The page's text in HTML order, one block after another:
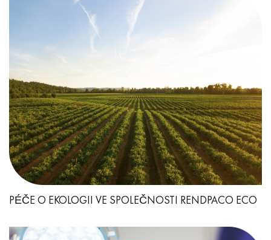
PÉČE O EKOLOGII VE SPOLEČNOSTI RENDPACO ECO